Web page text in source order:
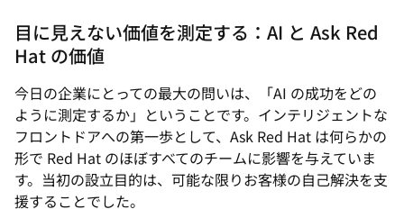
目に見えない価値を測定する：AI と Ask Red
Hat の価値
今日の企業にとっての最大の問いは、「AI の成功をどの
ように測定するか」ということです。インテリジェントな
フロントドアへの第一歩として、Ask Red Hat は何らかの
形で Red Hat のほぼすべてのチームに影響を与えていま
す。当初の設立目的は、可能な限りお客様の自己解決を支
援することでした。